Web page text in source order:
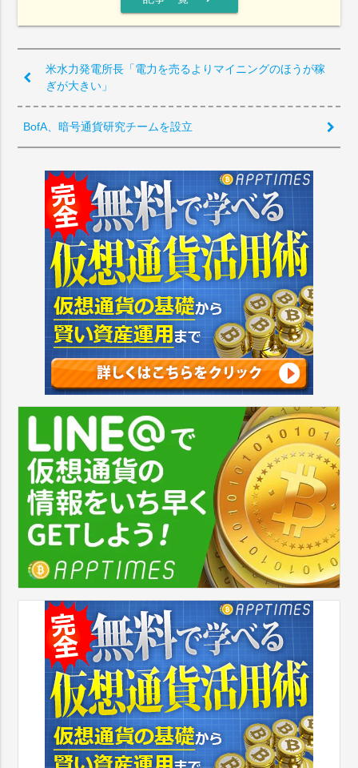
米水力発電所長「電力を売るよりマイニングのほうが稼
ぎが大きい」
BofA、暗号通貨研究チームを設立